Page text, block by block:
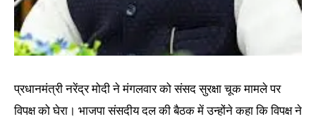
प्रधानमंत्री नरेंद्र मोदी ने मंगलवार को संसद सुरक्षा चूक मामले पर
विपक्ष को घेरा। भाजपा संसदीय दल की बैठक में उन्होंने कहा कि विपक्ष ने